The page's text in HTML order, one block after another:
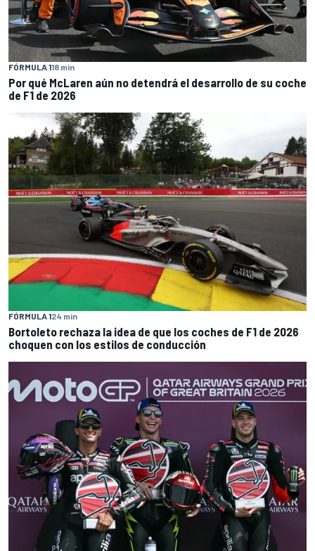
FÓRMULA 118 min
Por qué McLaren aún no detendrá el desarrollo de su coche
de F1 de 2026
FÓRMULA 124 min
Bortoleto rechaza la idea de que los coches de F1 de 2026
choquen con los estilos de conducción